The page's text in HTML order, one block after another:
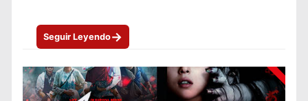
Seguir Leyendo→